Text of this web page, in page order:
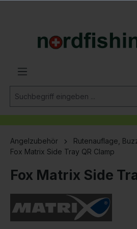
Angelzubehör
Rutenauflage,
Fox Matrix Side Tray QR Clamp
Fox Matrix Side